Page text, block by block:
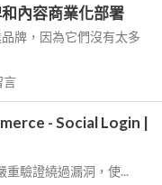
內容商業化部署
牌，因為它們沒有太多
言
- Social Login |
驗證繞過漏洞，使...